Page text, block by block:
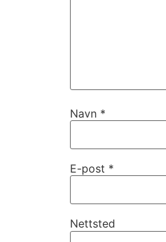
Navn *
E-post *
Nettsted